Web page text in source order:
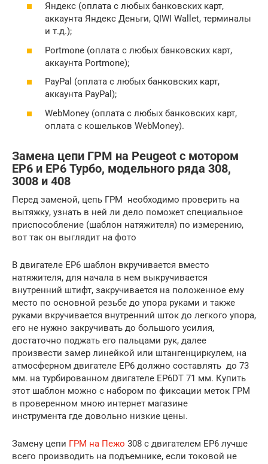
Яндекс (оплата с любых банковских карт,
аккаунта Яндекс Деньги, QIWI Wallet, терминалы
и т.д.);
Portmone (оплата с любых банковских карт,
аккаунта Portmone);
PayPal (оплата с любых банковских карт,
аккаунта PayPal);
WebMoney (оплата с любых банковских карт,
оплата с кошельков WebMoney).
Замена цепи ГРМ на Peugeot с мотором
EP6 и EP6 Турбо, модельного ряда 308,
3008 и 408
Перед заменой, цепь ГРМ необходимо проверить на
вытяжку, узнать в ней ли дело поможет специальное
приспособление (шаблон натяжителя) по измерению,
вот так он выглядит на фото
В двигателе EP6 шаблон вкручивается вместо
натяжителя, для начала в нем выкручивается
внутренний штифт, закручивается на положенное ему
место по основной резьбе до упора руками и также
руками вкручивается внутренний шток до легкого упора,
его не нужно закручивать до большого усилия,
достаточно поджать его пальцами рук, далее
произвести замер линейкой или штангенциркулем, на
атмосферном двигателе EP6 должно составлять до 73
мм. на турбированном двигателе EP6DT 71 мм. Купить
этот шаблон можно с набором по фиксации меток ГРМ
в проверенном мною интернет магазине
инструмента где довольно низкие цены.
Замену цепи ГРМ на Пежо 308 с двигателем EP6 лучше
всего производить на подъемнике, если токовой не